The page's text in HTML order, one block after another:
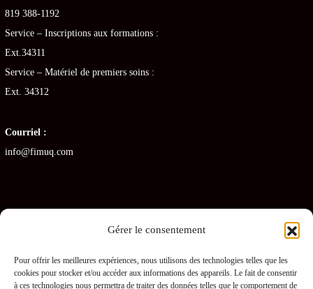
Gérer le consentement
Pour offrir les meilleures expériences, nous utilisons des technologies telles que les
cookies pour stocker et/ou accéder aux informations des appareils. Le fait de consentir
à ces technologies nous permettra de traiter des données telles que le comportement de
819 388-1192
Service – Inscriptions aux formations :
Ext.34311
Service – Matériel de premiers soins :
Ext. 34312
Courriel :
info@fimuq.com
Articles récents
Combiner la RCR et la PDSB : une formation gagnante pour les CHSLD